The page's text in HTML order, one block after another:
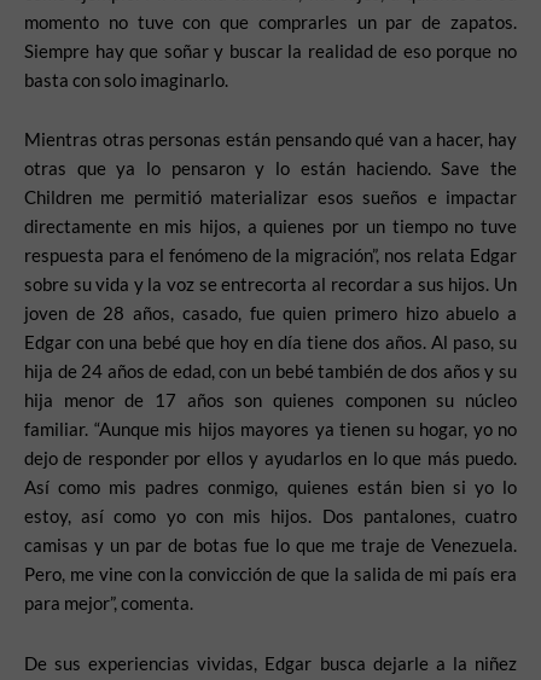
momento no tuve con que comprarles un par de zapatos.
Siempre hay que soñar y buscar la realidad de eso porque no
basta con solo imaginarlo.
Mientras otras personas están pensando qué van a hacer, hay
otras que ya lo pensaron y lo están haciendo. Save the
Children me permitió materializar esos sueños e impactar
directamente en mis hijos, a quienes por un tiempo no tuve
respuesta para el fenómeno de la migración”, nos relata Edgar
sobre su vida y la voz se entrecorta al recordar a sus hijos. Un
joven de 28 años, casado, fue quien primero hizo abuelo a
Edgar con una bebé que hoy en día tiene dos años. Al paso, su
hija de 24 años de edad, con un bebé también de dos años y su
hija menor de 17 años son quienes componen su núcleo
familiar. “Aunque mis hijos mayores ya tienen su hogar, yo no
dejo de responder por ellos y ayudarlos en lo que más puedo.
Así como mis padres conmigo, quienes están bien si yo lo
estoy, así como yo con mis hijos. Dos pantalones, cuatro
camisas y un par de botas fue lo que me traje de Venezuela.
Pero, me vine con la convicción de que la salida de mi país era
para mejor”, comenta.
De sus experiencias vividas, Edgar busca dejarle a la niñez